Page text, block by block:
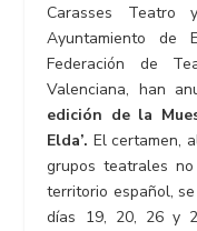
Carasses
Ayuntamiento de
Federación de
Valenciana, han
edición de la
Elda’. El certamen,
grupos teatrales
territorio español,
días 19, 20, 26 y